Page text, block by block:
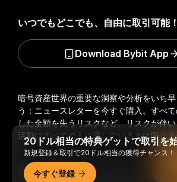
暗号資産世界の重要な洞察や分析をいち
う：ニュースレターを今すぐ購入。 すべ
した全額を失うリスクなど、リスクが伴
活動はすべての人に適しているとは限りま
いつでもどこでも、自由に取引可能！
Download Bybit App
20ドル相当の特典ゲットで取引を
新規登録＆取引で20ドル相当の獲得チャンス！
今すぐ登録